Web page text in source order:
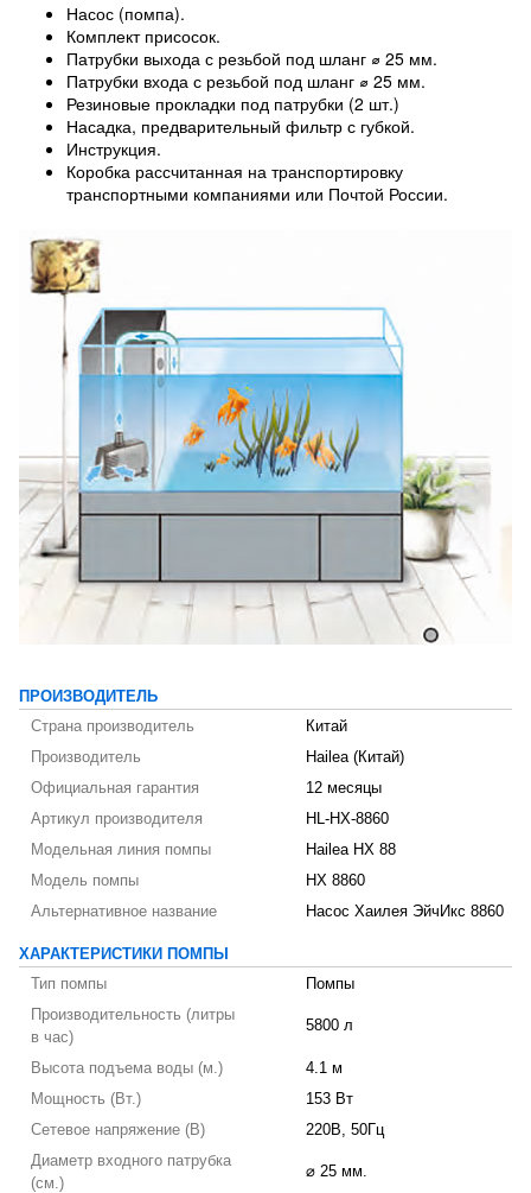
Насос (помпа).
Комплект присосок.
Патрубки выхода с резьбой под шланг ⌀ 25 мм.
Патрубки входа с резьбой под шланг ⌀ 25 мм.
Резиновые прокладки под патрубки (2 шт.)
Насадка, предварительный фильтр с губкой.
Инструкция.
Коробка рассчитанная на транспортировку
транспортными компаниями или Почтой России.
ПРОИЗВОДИТЕЛЬ
Страна производитель
Китай
Производитель
Hailea (Китай)
Официальная гарантия
12 месяцы
Артикул производителя
HL-HX-8860
Модельная линия помпы
Hailea HX 88
Модель помпы
HX 8860
Альтернативное название
Насос Хаилея ЭйчИкс 8860
ХАРАКТЕРИСТИКИ ПОМПЫ
Тип помпы
Помпы
Производительность (литры
в час)
5800 л
Высота подъема воды (м.)
4.1 м
Мощность (Вт.)
153 Вт
Сетевое напряжение (В)
220В, 50Гц
Диаметр входного патрубка
(см.)
⌀ 25 мм.